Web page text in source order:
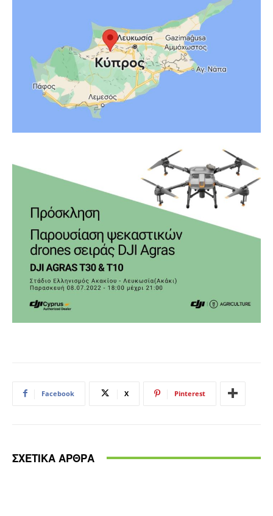
Facebook X Pinterest
ΣΧΕΤΙΚΑ ΑΡΘΡΑ